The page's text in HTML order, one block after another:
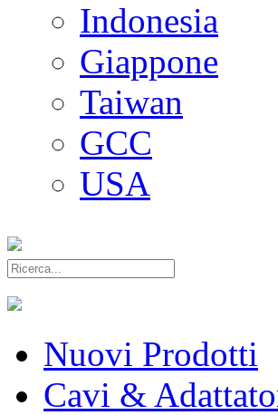
Indonesia
Giappone
Taiwan
GCC
USA
Nuovi Prodotti
Cavi &